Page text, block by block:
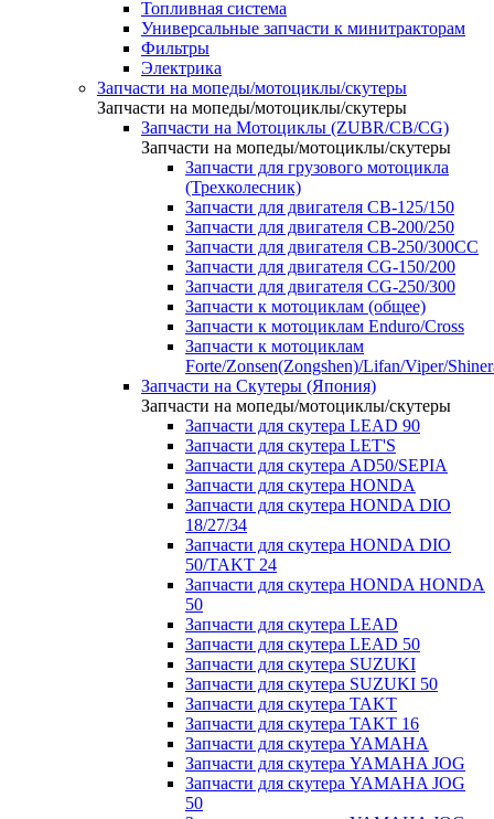
Топливная система
Универсальные запчасти к минитракторам
Фильтры
Электрика
Запчасти на мопеды/мотоциклы/скутеры
Запчасти на мопеды/мотоциклы/скутеры
Запчасти на Мотоциклы (ZUBR/CB/CG)
Запчасти на мопеды/мотоциклы/скутеры
Запчасти для грузового мотоцикла
(Трехколесник)
Запчасти для двигателя CB-125/150
Запчасти для двигателя CB-200/250
Запчасти для двигателя CB-250/300СС
Запчасти для двигателя CG-150/200
Запчасти для двигателя CG-250/300
Запчасти к мотоциклам (общее)
Запчасти к мотоциклам Enduro/Cross
Запчасти к мотоциклам
Forte/Zonsen(Zongshen)/Lifan/Viper/
Запчасти на Скутеры (Япония)
Запчасти на мопеды/мотоциклы/скутеры
Запчасти для скутера LEAD 90
Запчасти для скутера LET'S
Запчасти для скутера AD50/SEPIA
Запчасти для скутера HONDA
Запчасти для скутера HONDA DIO
18/27/34
Запчасти для скутера HONDA DIO
50/TAKT 24
Запчасти для скутера HONDA HONDA
50
Запчасти для скутера LEAD
Запчасти для скутера LEAD 50
Запчасти для скутера SUZUKI
Запчасти для скутера SUZUKI 50
Запчасти для скутера TAKT
Запчасти для скутера TAKT 16
Запчасти для скутера YAMAHA
Запчасти для скутера YAMAHA JOG
Запчасти для скутера YAMAHA JOG
50